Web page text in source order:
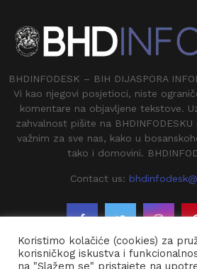
BHDINFODESK – BIH DIJASPORA
Vi kao njegovi posjetioci, niste
komentare na objavljene tekstove.
zahvalnost pišite na
važnim za sve nas, kako u
tako i domovini.
Contact us:
Koristimo kolačiće (cookies) za
korisničkog iskustva i
na "Slažem se" pristajete na